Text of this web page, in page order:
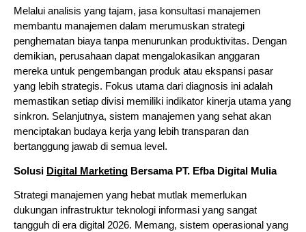
Melalui analisis yang tajam, jasa konsultasi manajemen
membantu manajemen dalam merumuskan strategi
penghematan biaya tanpa menurunkan produktivitas. Dengan
demikian, perusahaan dapat mengalokasikan anggaran
mereka untuk pengembangan produk atau ekspansi pasar
yang lebih strategis. Fokus utama dari diagnosis ini adalah
memastikan setiap divisi memiliki indikator kinerja utama yang
sinkron. Selanjutnya, sistem manajemen yang sehat akan
menciptakan budaya kerja yang lebih transparan dan
bertanggung jawab di semua level.
Solusi Digital Marketing Bersama PT. Efba Digital Mulia
Strategi manajemen yang hebat mutlak memerlukan
dukungan infrastruktur teknologi informasi yang sangat
tangguh di era digital 2026. Memang, sistem operasional yang